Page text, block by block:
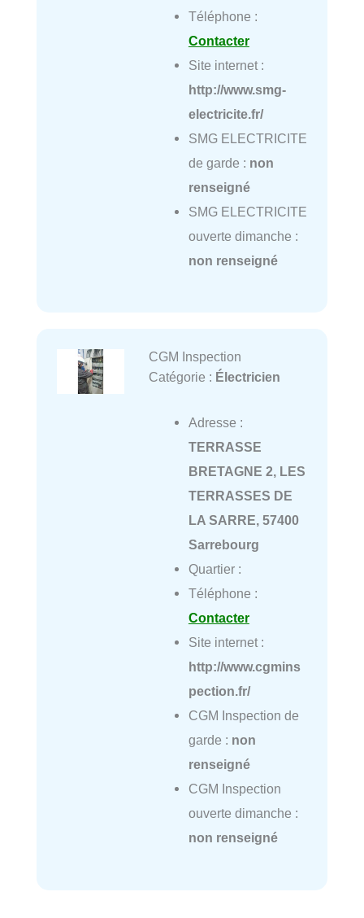
Téléphone :
Contacter
Site internet :
http://www.smg-
electricite.fr/
SMG ELECTRICITE
de garde : non
renseigné
SMG ELECTRICITE
ouverte dimanche :
non renseigné
CGM Inspection
Catégorie : Électricien
Adresse :
TERRASSE
BRETAGNE 2, LES
TERRASSES DE
LA SARRE, 57400
Sarrebourg
Quartier :
Téléphone :
Contacter
Site internet :
http://www.cgmins
pection.fr/
CGM Inspection de
garde : non
renseigné
CGM Inspection
ouverte dimanche :
non renseigné